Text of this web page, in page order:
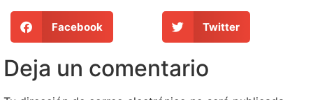
Facebook Twitter
Deja un comentario